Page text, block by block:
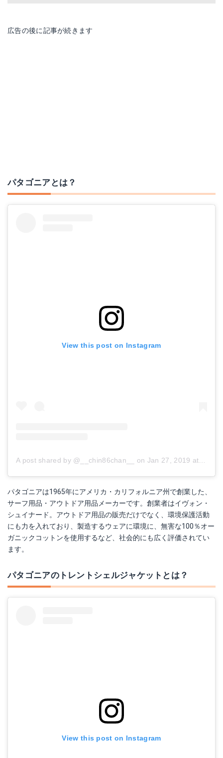
広告の後に記事が続きます
パタゴニアとは？
View this post on Instagram
A post shared by @__chin86chan__ on Jan 27, 2019 at 12:03am PST
パタゴニアは1965年にアメリカ・カリフォルニア州で創業した、
サーフ用品・アウトドア用品メーカーです。創業者はイヴォン・
シュイナード。アウトドア用品の販売だけでなく、環境保護活動
にも力を入れており、製造するウェアに環境に、無害な100％オー
ガニックコットンを使用するなど、社会的にも広く評価されてい
ます。
パタゴニアのトレントシェルジャケットとは？
View this post on Instagram